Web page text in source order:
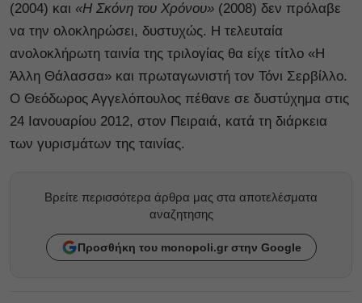
(2004) και «Η Σκόνη του Χρόνου» (2008) δεν πρόλαβε
να την ολοκληρώσει, δυστυχώς. Η τελευταία
ανολοκλήρωτη ταινία της τριλογίας θα είχε τίτλο «Η
Άλλη Θάλασσα» και πρωταγωνιστή τον Τόνι Σερβίλλο.
Ο Θεόδωρος Αγγελόπουλος πέθανε σε δυστύχημα στις
24 Ιανουαρίου 2012, στον Πειραιά, κατά τη διάρκεια
των γυρισμάτων της ταινίας.
Βρείτε περισσότερα άρθρα μας στα αποτελέσματα
αναζητησης
Προσθήκη του monopoli.gr στην Google